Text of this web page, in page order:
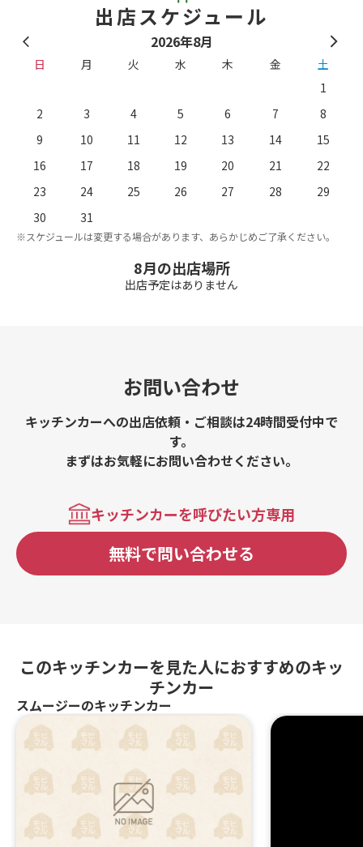
出店スケジュール
2026年8月
日 月 火 水 木 金
土
1
2
3 4 5 6 7
8
9
10 11 12 13 14
15
16
17 18 19 20 21
22
23
24 25 26 27 28
29
30
31
※スケジュールは変更する場合があります、あらかじめご了承ください。
8月の出店場所
出店予定はありません
お問い合わせ
キッチンカーへの出店依頼・ご相談は24時間受付中で
す。
まずはお気軽にお問い合わせください。
キッチンカーを呼びたい方専用
無料で問い合わせる
このキッチンカーを見た人におすすめのキッ
チンカー
スムージーのキッチンカー